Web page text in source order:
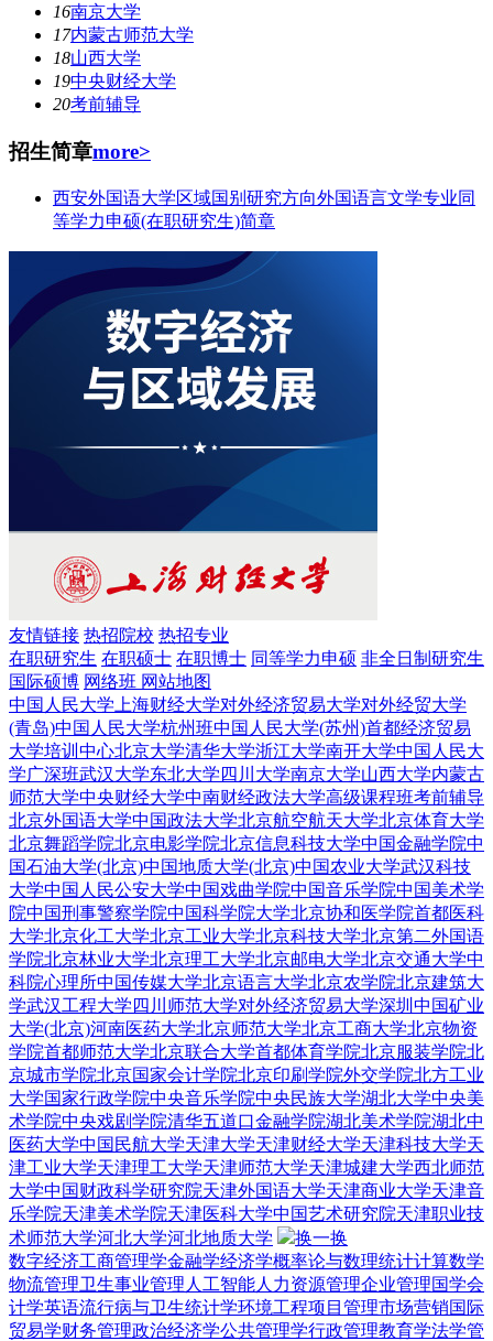
16南京大学
17内蒙古师范大学
18山西大学
19中央财经大学
20考前辅导
招生简章more>
西安外国语大学区域国别研究方向外国语言文学专业同
等学力申硕(在职研究生)简章
友情链接 热招院校 热招专业
在职研究生 在职硕士 在职博士 同等学力申硕 非全日制研究生
国际硕博 网络班 网站地图
中国人民大学 上海财经大学对外经济贸易大学对外经贸大学
(青岛)中国人民大学杭州班中国人民大学(苏州)首都经济贸易
大学培训中心北京大学清华大学浙江大学南开大学中国人民大
学广深班武汉大学东北大学 四川大学南京大学山西大学内蒙古
师范大学中央财经大学中南财经政法大学高级课程班考前辅导
北京外国语大学中国政法大学北京航空航天大学北京体育大学
北京舞蹈学院北京电影学院北京信息科技大学中国金融学院中
国石油大学(北京)中国地质大学(北京)中国农业大学武汉科技
大学中国人民公安大学中国戏曲学院中国音乐学院中国美术学
院中国刑事警察学院中国科学院大学北京协和医学院首都医科
大学北京化工大学北京工业大学北京科技大学北京第二外国语
学院北京林业大学北京理工大学北京邮电大学北京交通大学中
科院心理所中国传媒大学北京语言大学北京农学院北京建筑大
学武汉工程大学 四川师范大学对外经济贸易大学深圳 中国矿业
大学(北京)河南医药大学北京师范大学北京工商大学北京物资
学院首都师范大学北京联合大学首都体育学院北京服装学院北
京城市学院北京国家会计学院北京印刷学院外交学院北方工业
大学国家行政学院中央音乐学院中央民族大学湖北大学中央美
术学院中央戏剧学院清华五道口金融学院湖北美术学院湖北中
医药大学中国民航大学天津大学天津财经大学天津科技大学天
津工业大学天津理工大学天津师范大学天津城建大学西北师范
大学中国财政科学研究院天津外国语大学天津商业大学天津音
乐学院天津美术学院天津医科大学中国艺术研究院天津职业技
术师范大学河北大学河北地质大学
换一换
数字经济工商管理学金融学经济学概率论与数理统计计算数学
物流管理卫生事业管理 人工智能人力资源管理企业管理国学会
计学英语流行病与卫生统计学环境工程项目管理市场营销国际
贸易学财务管理政治经济学公共管理学行政管理教育学法学管